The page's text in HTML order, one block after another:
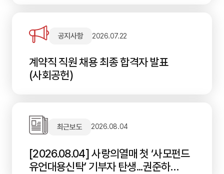
공지사항 2026.07.22
계약직 직원 채용 최종 합격자 발표
(사회공헌)
최근보도 2026.08.04
[2026.08.04] 사랑의열매 첫 ‘사모펀드
유언대용신탁’ 기부자 탄생...권준하